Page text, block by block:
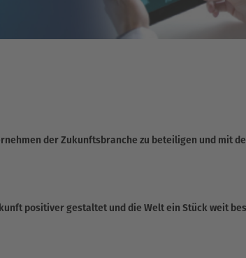
der Zukunftsbranche zu beteiligen und mit
positiver gestaltet und die Welt ein Stück weit